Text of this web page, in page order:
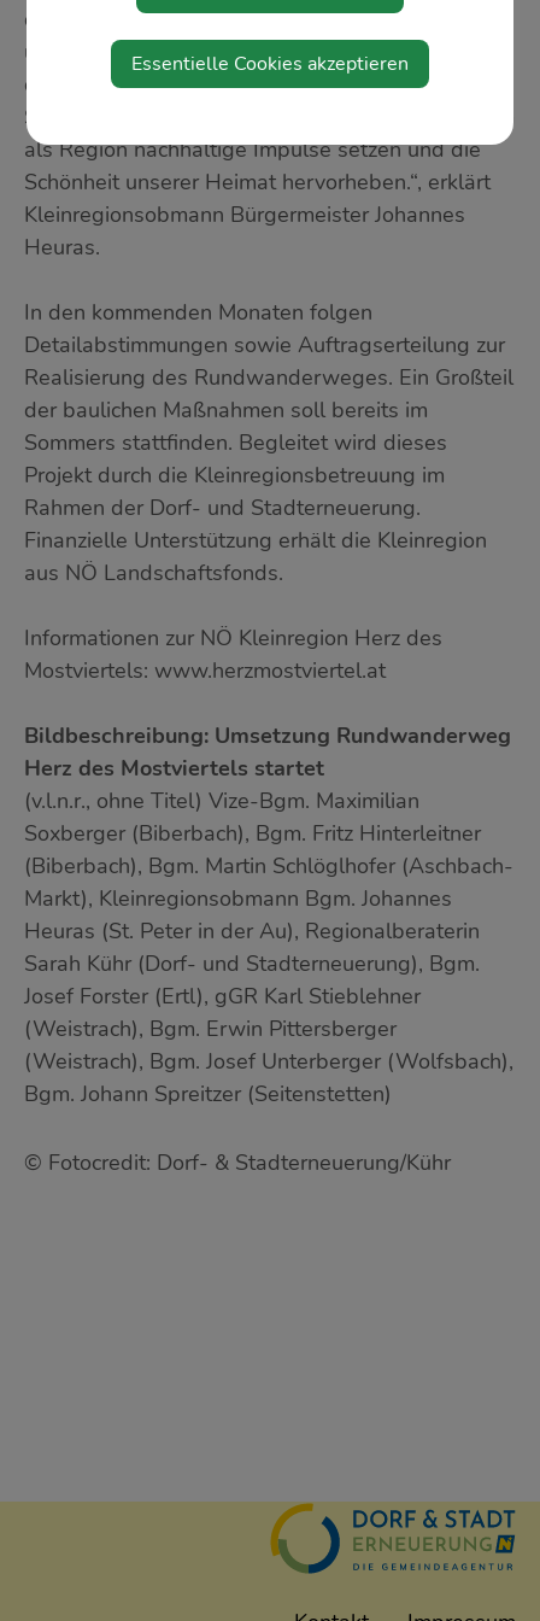
der beliebtesten Fotopunkte des Mostviertels in
unseren sieben Gemeinden liegen, dann wird
deutlich, welchen großartigen landschaftlichen
Schatz wir hier haben. Wir wollen hier gemeinsam
als Region nachhaltige Impulse setzen und die
Schönheit unserer Heimat hervorheben.“, erklärt
Kleinregionsobmann Bürgermeister Johannes
Heuras.
In den kommenden Monaten folgen
Detailabstimmungen sowie Auftragserteilung zur
Realisierung des Rundwanderweges. Ein Großteil
der baulichen Maßnahmen soll bereits im
Sommers stattfinden. Begleitet wird dieses
Projekt durch die Kleinregionsbetreuung im
Rahmen der Dorf- und Stadterneuerung.
Finanzielle Unterstützung erhält die Kleinregion
aus NÖ Landschaftsfonds.
Informationen zur NÖ Kleinregion Herz des
Mostviertels: www.herzmostviertel.at
Bildbeschreibung: Umsetzung Rundwanderweg
Herz des Mostviertels startet
(v.l.n.r., ohne Titel) Vize-Bgm. Maximilian
Soxberger (Biberbach), Bgm. Fritz Hinterleitner
(Biberbach), Bgm. Martin Schlöglhofer (Aschbach-
Markt), Kleinregionsobmann Bgm. Johannes
Heuras (St. Peter in der Au), Regionalberaterin
Sarah Kühr (Dorf- und Stadterneuerung), Bgm.
Josef Forster (Ertl), gGR Karl Stieblehner
(Weistrach), Bgm. Erwin Pittersberger
(Weistrach), Bgm. Josef Unterberger (Wolfsbach),
Bgm. Johann Spreitzer (Seitenstetten)
© Fotocredit: Dorf- & Stadterneuerung/Kühr
Essentielle Cookies akzeptieren